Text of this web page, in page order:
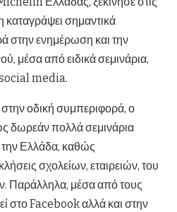
καταγράψει σημαντικά
στην ενημέρωση και την
μέσα από ειδικά σεμινάρια,
social media.
οδική συμπεριφορά, ο
δωρεάν πολλά σεμινάρια
Ελλάδα, καθώς
σχολείων, εταιρειών, του
Παράλληλα, μέσα από τους
στο Facebook αλλά και στην